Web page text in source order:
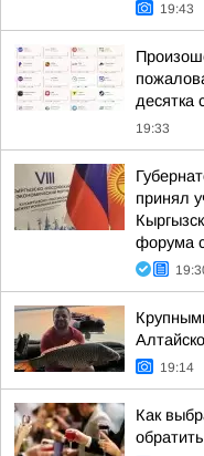
19:43
десятка
19:33
принял
форума
19:14
Как